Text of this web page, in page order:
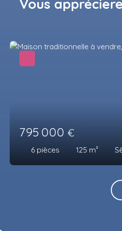
Vous
795 000 €
6 pièces 125 m²